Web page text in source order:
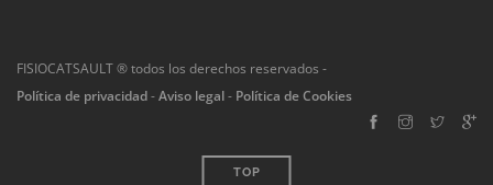
FISIOCATSAULT ® todos los derechos reservados -
Política de privacidad-Aviso legal- Política de Cookies
TOP